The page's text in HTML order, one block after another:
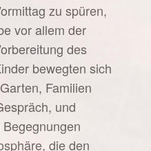
zu spüren,
vor allem der
des
bewegten sich
Familien
und
die den